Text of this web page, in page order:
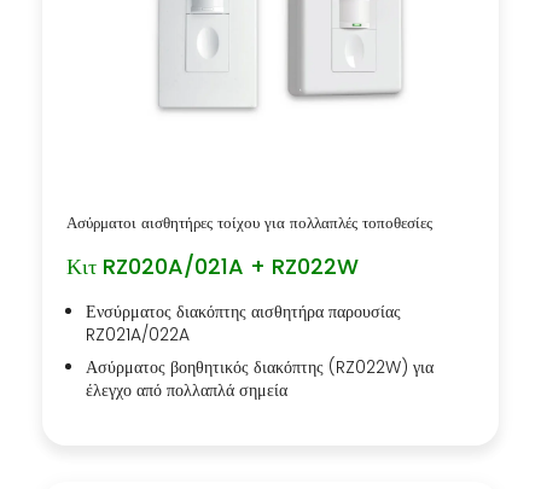
Ασύρματοι αισθητήρες τοίχου για πολλαπλές τοποθεσίες
Κιτ RZ020A/021A + RZ022W
Ενσύρματος διακόπτης αισθητήρα παρουσίας
RZ021A/022A
Ασύρματος βοηθητικός διακόπτης (RZ022W) για
έλεγχο από πολλαπλά σημεία